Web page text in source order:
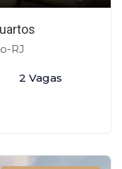
RJ
2 Vagas